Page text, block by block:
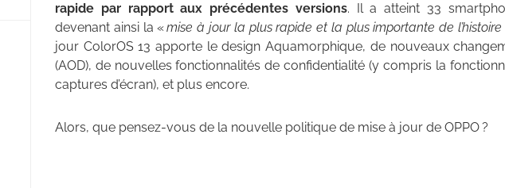
rapide par rapport aux précédentes versions. Il a atteint 33
devenant ainsi la «mise à jour la plus rapide et la plus importante de
jour ColorOS 13 apporte le design Aquamorphique, de nouveaux
(AOD), de nouvelles fonctionnalités de confidentialité (y compris la
captures d’écran), et plus encore.
Alors, que pensez-vous de la nouvelle politique de mise à jour de OPPO ?